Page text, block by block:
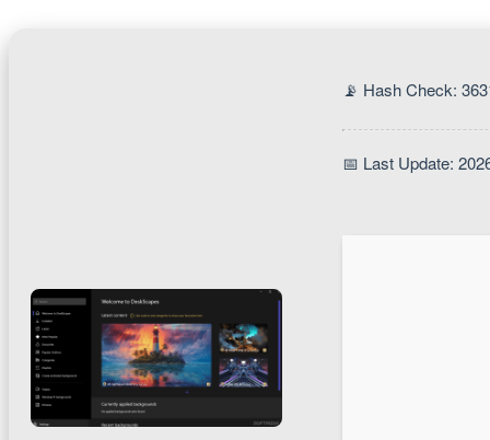
📡 Hash Check:
📅 Last Update: